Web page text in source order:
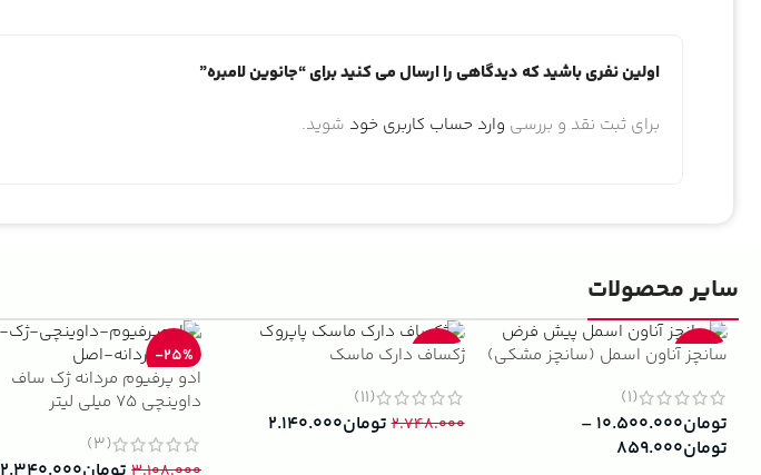
اولین نفری باشید که دیدگاهی را ارسال می کنید برای “جانوین لامبره”
برای ثبت نقد و بررسی وارد حساب کاربری خود شوید.
سایر محصولات
-13%
سانچز آناون اسمل (سانچز مشکی)
(1)
تومان۱۰.۵۰۰.۰۰۰ –
تومان۸۵۹.۰۰۰
-22%
ژکساف دارک ماسک
(11)
۲.۷۴۸.۰۰۰ تومان۲.۱۴۰.۰۰۰
-25%
ادو پرفیوم مردانه ژک ساف
داوینچی 75 میلی لیتر
(3)